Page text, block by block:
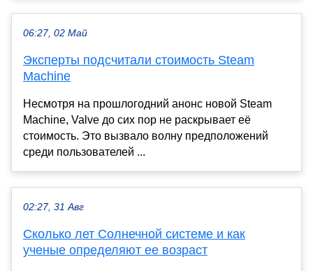
06:27, 02 Май
Эксперты подсчитали стоимость Steam
Machine
Несмотря на прошлогодний анонс новой Steam
Machine, Valve до сих пор не раскрывает её
стоимость. Это вызвало волну предположений
среди пользователей ...
02:27, 31 Авг
Сколько лет Солнечной системе и как
ученые определяют ее возраст